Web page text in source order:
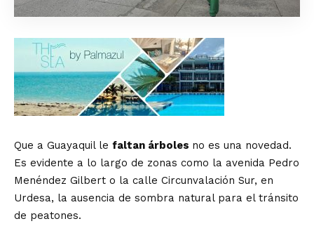
Que a Guayaquil le faltan árboles no es una novedad.
Es evidente a lo largo de zonas como la avenida Pedro
Menéndez Gilbert o la calle Circunvalación Sur, en
Urdesa, la ausencia de sombra natural para el tránsito
de peatones.